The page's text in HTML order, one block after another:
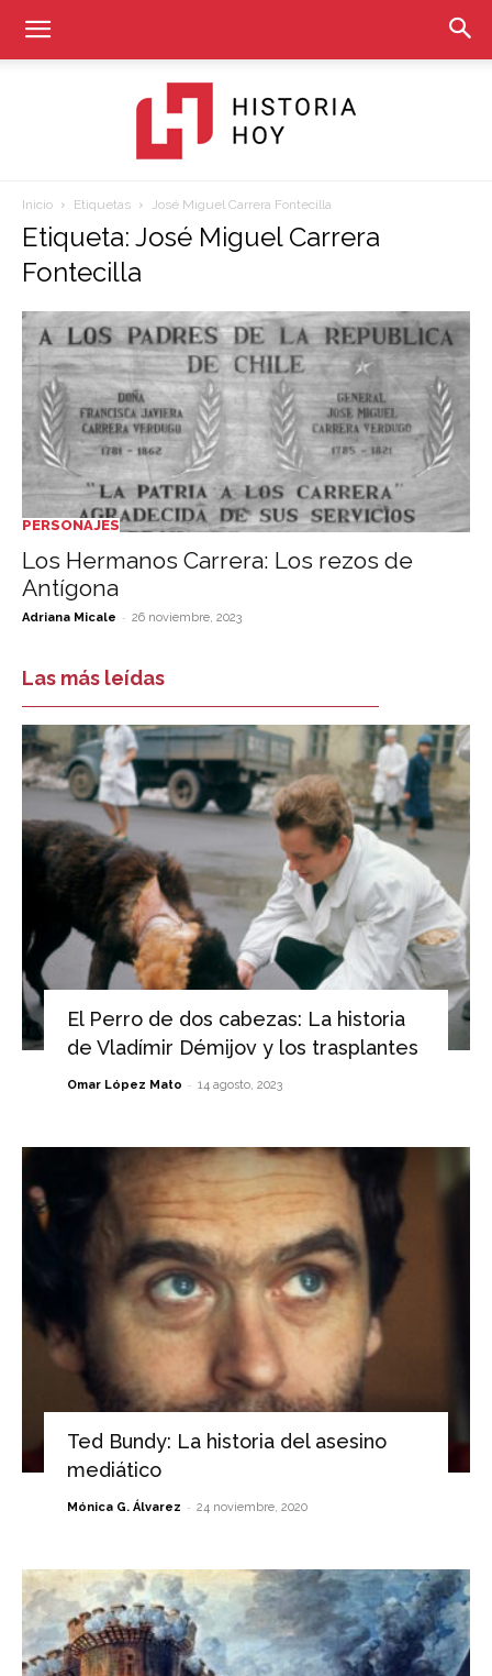
Historia
Hoy
Inicio Etiquetas José Miguel Carrera Fontecilla
Etiqueta: José Miguel Carrera
Fontecilla
PERSONAJES
Los Hermanos Carrera: Los rezos de
Antígona
Adriana Micale - 26 noviembre, 2023
Las más leídas
El Perro de dos cabezas: La historia
de Vladímir Démijov y los trasplantes
Omar López Mato - 14 agosto, 2023
Ted Bundy: La historia del asesino
mediático
Mónica G. Álvarez - 24 noviembre, 2020